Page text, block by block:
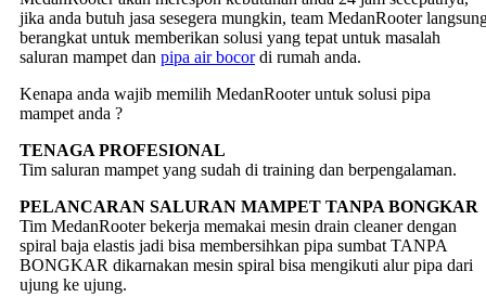
jika anda butuh jasa sesegera mungkin, team MedanRooter
berangkat untuk memberikan solusi yang tepat untuk masalah
saluran mampet dan pipa air bocordi rumah anda.
Kenapa anda wajib memilih MedanRooter untuk solusi pipa
mampet anda ?
TENAGA PROFESIONAL
Tim saluran mampet yang sudah di training dan berpengalaman.
PELANCARAN SALURAN MAMPET TANPA BONGKAR
Tim MedanRooter bekerja memakai mesin drain cleaner dengan
spiral baja elastis jadi bisa membersihkan pipa sumbat TANPA
BONGKAR dikarnakan mesin spiral bisa mengikuti alur pipa dari
ujung ke ujung.